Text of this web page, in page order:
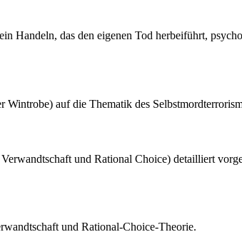
Handeln, das den eigenen Tod herbeiführt,
auf die Thematik des
und Rational Choice) detailliert
und Rational-Choice-Theorie.